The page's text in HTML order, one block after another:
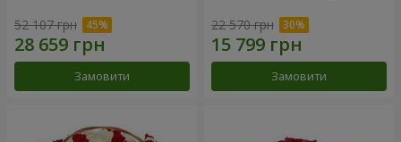
52 107 грн
Замовити
22 570 грн
Замовити